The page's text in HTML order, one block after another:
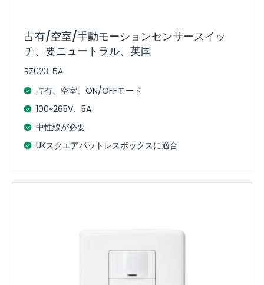
占有/空室/手動モーションセンサースイッ
チ、要ニュートラル、英国
RZ023-5A
占有、空室、ON/OFFモード
100~265V、5A
中性線が必要
UKスクエアパットレスボックスに適合